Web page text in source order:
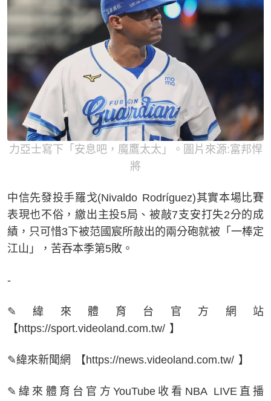
力亞士寫下「安息吧，魔鷹太太」。圖片來源:富邦悍
將
中信先發投手羅戈(Nivaldo Rodríguez)其實本場比賽
表現也不俗，繳出主投5局、被敲7支安打失2分的成
績，只可惜3下被范國宸所敲出的兩分砲就被「一棒定
江山」，苦吞本季第5敗。
-
✎緯來體育台官方網站
【https://sport.videoland.com.tw/ 】
✎緯來新聞網 【https://news.videoland.com.tw/ 】
✎緯來體育台官方YouTube收看NBA LIVE直播